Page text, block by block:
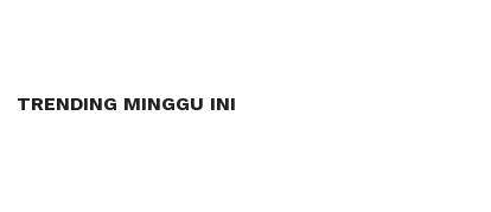
TRENDING MINGGU INI